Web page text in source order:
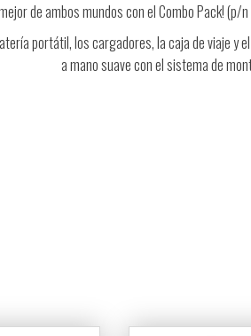
de ambos mundos con el Combo Pack! (p/
portátil, los cargadores, la caja de viaje y
a mano suave con el sistema de